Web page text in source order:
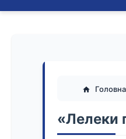
Головна
«Лелеки